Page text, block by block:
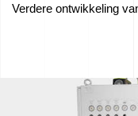
Films
Foundry
Verdere ontwikkeling